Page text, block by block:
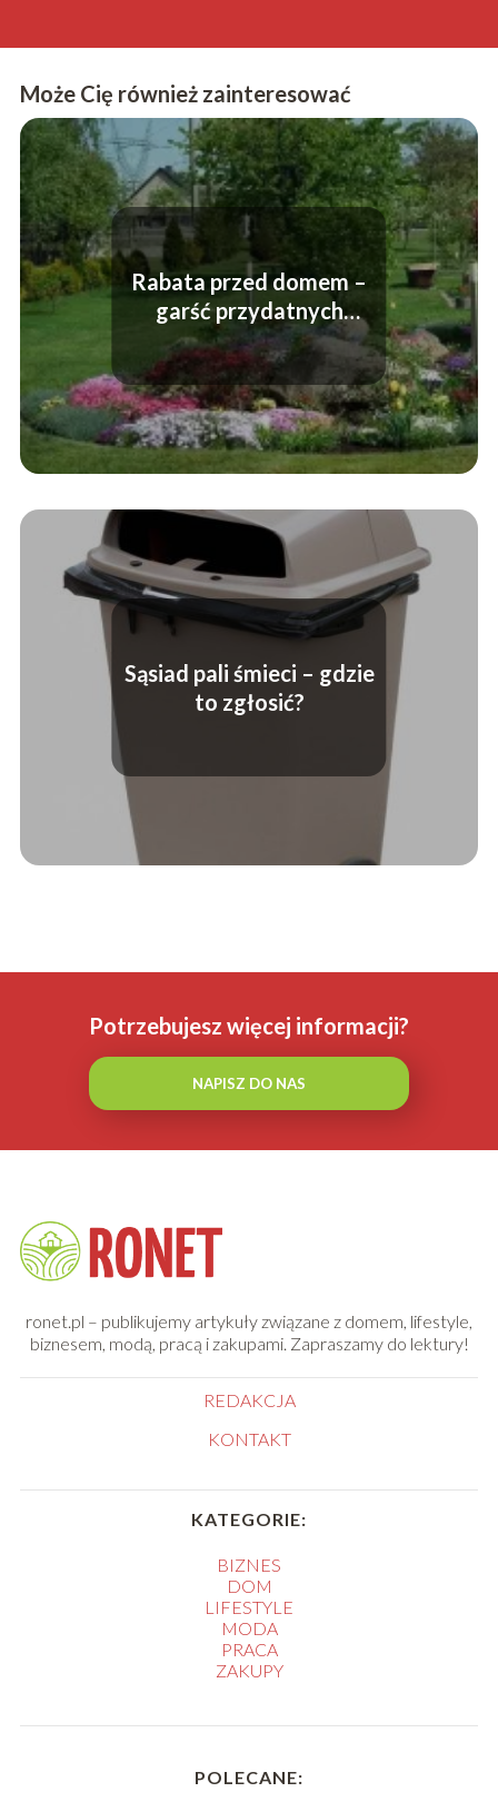
Może Cię również zainteresować
Rabata przed domem –
garść przydatnych
informacji
Sąsiad pali śmieci – gdzie
to zgłosić?
Potrzebujesz więcej informacji?
NAPISZ DO NAS
ronet.pl – publikujemy artykuły związane z domem, lifestyle,
biznesem, modą, pracą i zakupami. Zapraszamy do lektury!
REDAKCJA
KONTAKT
KATEGORIE:
BIZNES
DOM
LIFESTYLE
MODA
PRACA
ZAKUPY
POLECANE: